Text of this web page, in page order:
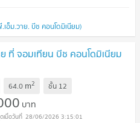
อ็ม.วาย. บีช คอนโดมิเนียม)
ที่ จอมเทียน บีช คอนโดมิเนียม
64.0 m2 ชั้น 12
บาท
28/06/2026 3:15:01